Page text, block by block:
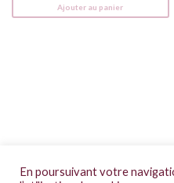
Ajouter au panier
En poursuivant votre